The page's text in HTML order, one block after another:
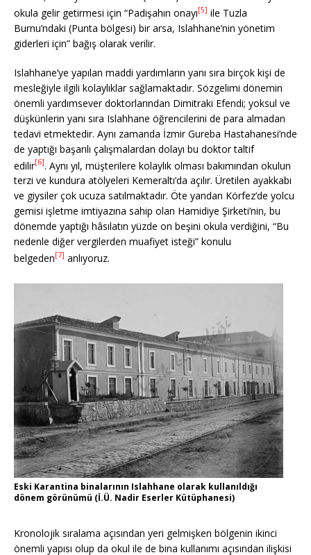
okula gelir getirmesi için “Padişahın onayı[5] ile Tuzla
Burnu’ndaki (Punta bölgesi) bir arsa, Islahhane’nin yönetim
giderleri için” bağış olarak verilir.
Islahhane’ye yapılan maddi yardımların yanı sıra birçok kişi de
mesleğiyle ilgili kolaylıklar sağlamaktadır. Sözgelimi dönemin
önemli yardımsever doktorlarından Dimitraki Efendi; yoksul ve
düşkünlerin yanı sıra Islahhane öğrencilerini de para almadan
tedavi etmektedir. Aynı zamanda İzmir Gureba Hastahanesi’nde
de yaptığı başarılı çalışmalardan dolayı bu doktor taltif
edilir[6]. Aynı yıl, müşterilere kolaylık olması bakımından okulun
terzi ve kundura atölyeleri Kemeraltı’da açılır. Üretilen ayakkabı
ve giysiler çok ucuza satılmaktadır. Öte yandan Körfez’de yolcu
gemisi işletme imtiyazına sahip olan Hamidiye Şirketi’nin, bu
dönemde yaptığı hâsılatın yüzde on beşini okula verdiğini, “Bu
nedenle diğer vergilerden muafiyet isteği” konulu
belgeden[7] anlıyoruz.
Eski Karantina binalarının Islahhane olarak kullanıldığı
dönem görünümü (İ.Ü. Nadir Eserler Kütüphanesi)
Kronolojik sıralama açısından yeri gelmişken bölgenin ikinci
önemli yapısı olup da okul ile de bina kullanımı açısından ilişkisi